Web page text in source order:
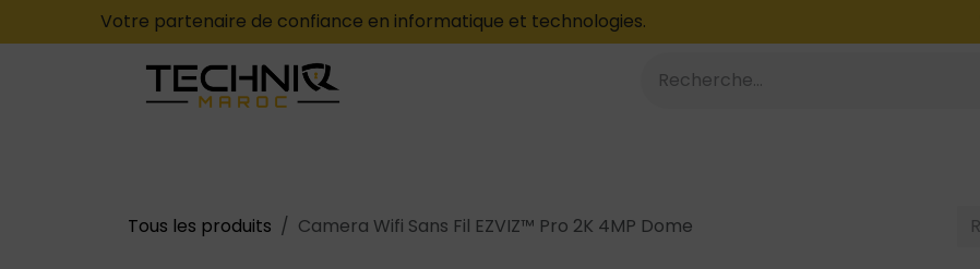
Votre partenaire de confiance en informatique et technologies.
Tous les produits Camera Wifi Sans Fil EZVIZ™ Pro 2K 4MP Dome